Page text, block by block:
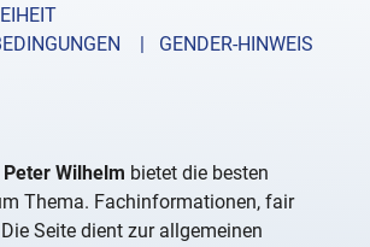
| GENDER-HINWEIS
Wilhelm bietet die besten
Thema. Fachinformationen, fair
Seite dient zur allgemeinen